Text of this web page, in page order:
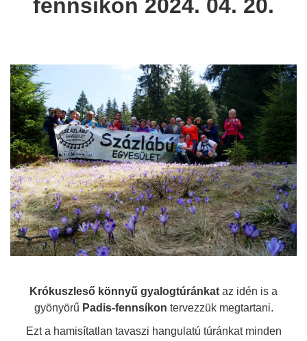
fennsíkon 2024. 04. 20.
Krókuszleső könnyű gyalogtúránkat az idén is a
gyönyörű Padis-fennsíkon tervezzük megtartani.
Ezt a hamisítatlan tavaszi hangulatú túránkat minden